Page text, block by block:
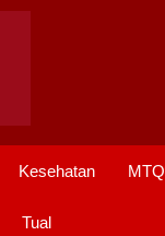
Kesehatan MTQ
Tual